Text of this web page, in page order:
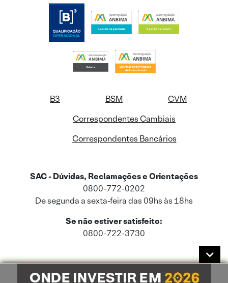
B3 BSM
CVM
Correspondentes Cambiais
Correspondentes Bancários
SAC - Dúvidas, Reclamações e Orientações
0800-772-0202
De segunda a sexta-feira das 09hs às 18hs
Se não estiver satisfeito:
0800-722-3730
Este site usa cookies e dados pessoais de acordo com a nossaPolítica de
Cookies
e a nossaPolítica de Privacidade.